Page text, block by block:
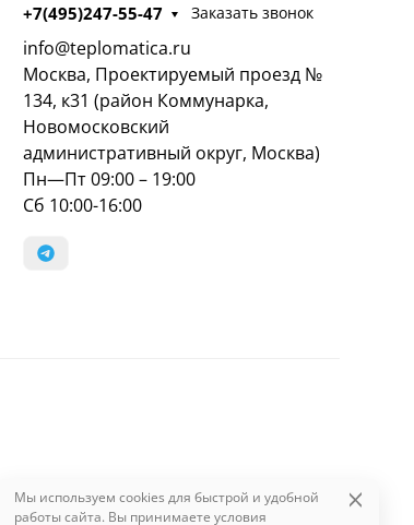
+7(495)247-55-47 Заказать звонок
info@teplomatica.ru
Москва, Проектируемый проезд №
134, к31 (район Коммунарка,
Новомосковский
административный округ, Москва)
Пн—Пт 09:00 – 19:00
Сб 10:00-16:00
Мы используем cookies для быстрой и удобной
работы сайта. Вы принимаете условия